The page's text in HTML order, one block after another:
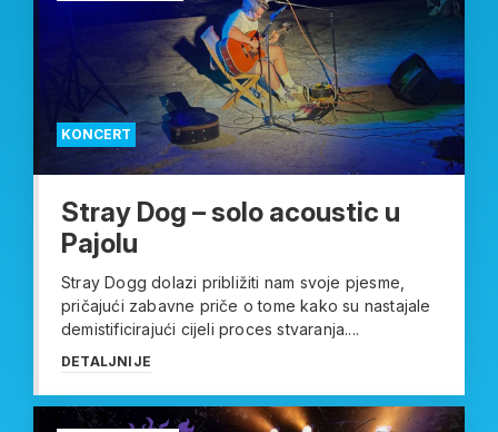
KONCERT
Stray Dog – solo acoustic u
Pajolu
Stray Dogg dolazi približiti nam svoje pjesme,
pričajući zabavne priče o tome kako su nastajale
demistificirajući cijeli proces stvaranja....
DETALJNIJE